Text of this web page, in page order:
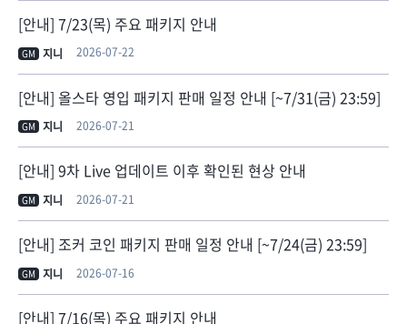
[안내] 7/23(목) 주요 패키지 안내
GM 지니 2026-07-22
[안내] 올스타 영입 패키지 판매 일정 안내 [~7/31(금) 23:59]
GM 지니 2026-07-21
[안내] 9차 Live 업데이트 이후 확인된 현상 안내
GM 지니 2026-07-21
[안내] 조커 코인 패키지 판매 일정 안내 [~7/24(금) 23:59]
GM 지니 2026-07-16
[안내] 7/16(목) 주요 패키지 안내